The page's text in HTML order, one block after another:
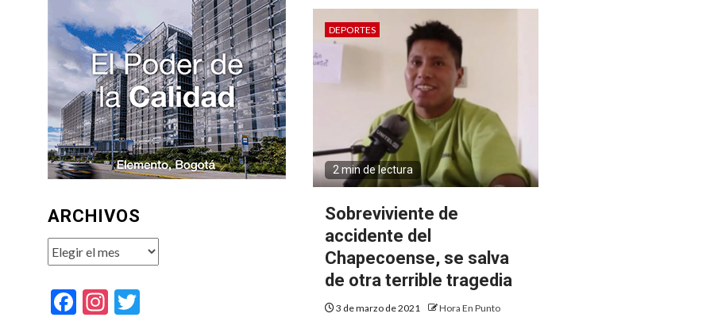
DEPORTES
2 min de lectura
Sobreviviente de
accidente del
Chapecoense, se salva
de otra terrible tragedia
3 de marzo de 2021 Hora En Punto
ARCHIVOS
Archivos
Facebook
Instagram